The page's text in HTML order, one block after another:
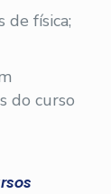
de física;
do curso